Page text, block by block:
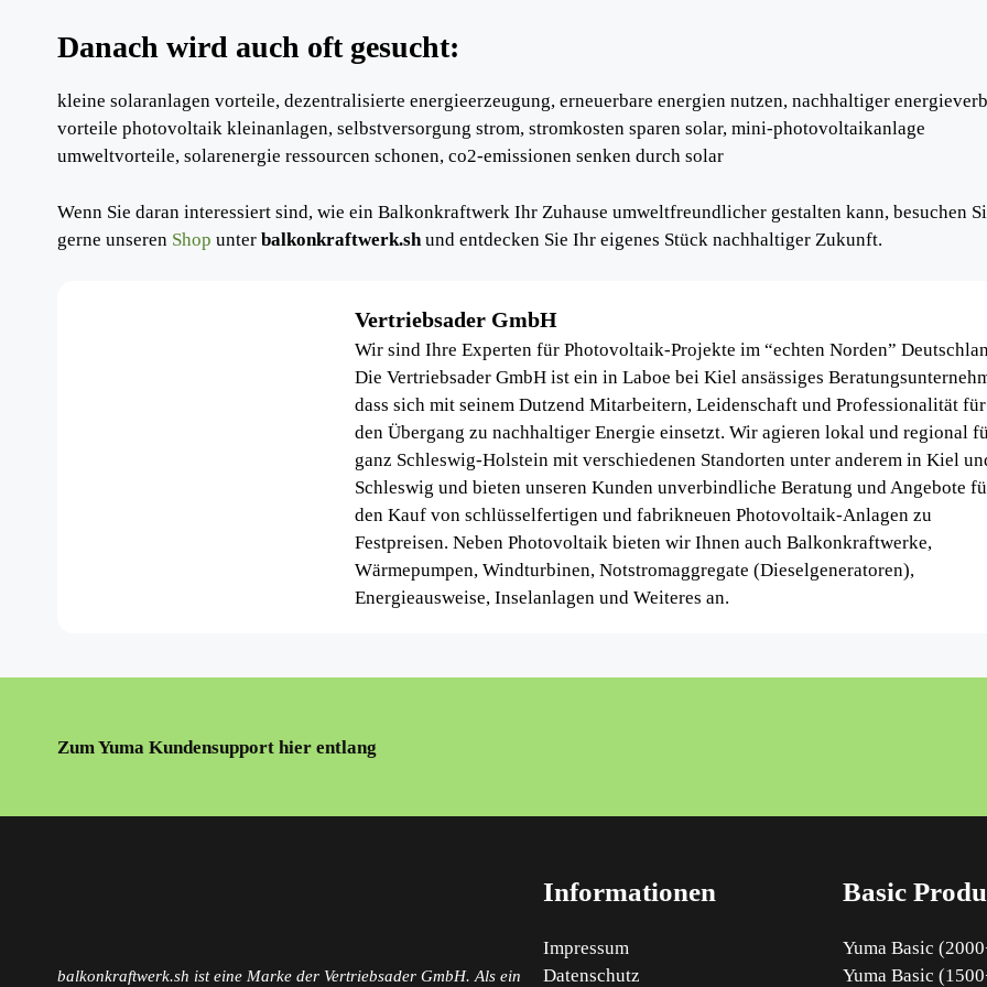
Danach wird auch oft gesucht:
kleine solaranlagen vorteile, dezentralisierte energieerzeugung, erneuerbare energien nutzen, nachhaltiger
vorteile photovoltaik kleinanlagen, selbstversorgung strom, stromkosten sparen solar, mini-photovoltaikanlage
umweltvorteile, solarenergie ressourcen schonen, co2-emissionen senken durch solar
Wenn Sie daran interessiert sind, wie ein Balkonkraftwerk Ihr Zuhause umweltfreundlicher gestalten kann, besuchen
gerne unseren Shop unter balkonkraftwerk.shund entdecken Sie Ihr eigenes Stück nachhaltiger Zukunft.
Vertriebsader GmbH
Wir sind Ihre Experten für Photovoltaik-Projekte im “echten Norden”
Die Vertriebsader GmbH ist ein in Laboe bei Kiel ansässiges
dass sich mit seinem Dutzend Mitarbeitern, Leidenschaft und Professionalität für
den Übergang zu nachhaltiger Energie einsetzt. Wir agieren lokal und regional
ganz Schleswig-Holstein mit verschiedenen Standorten unter anderem in Kiel
Schleswig und bieten unseren Kunden unverbindliche Beratung und Angebote
den Kauf von schlüsselfertigen und fabrikneuen Photovoltaik-Anlagen zu
Festpreisen. Neben Photovoltaik bieten wir Ihnen auch Balkonkraftwerke,
Wärmepumpen, Windturbinen, Notstromaggregate (Dieselgeneratoren),
Energieausweise, Inselanlagen und Weiteres an.
Zum Yuma Kundensupport hier entlang
balkonkraftwerk.sh ist eine Marke der Vertriebsader GmbH. Als ein
Informationen
Impressum
Datenschutz
Basic
Yuma Basic
Yuma Basic